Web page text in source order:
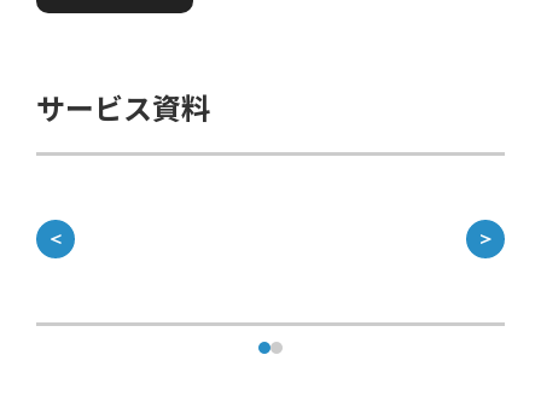
サービス資料
＜ ＞